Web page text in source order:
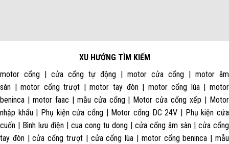
XU HƯỚNG TÌM KIẾM
motor cổng | cửa cổng tự động | motor cửa cổng | motor âm
sàn | motor cổng trượt | motor tay đòn | motor cổng lùa | motor
beninca | motor faac | mẫu cửa cổng | Motor cửa cổng xếp | Motor
nhập khẩu | Phụ kiện cửa cổng | Motor cổng DC 24V | Phụ kiện cửa
cuốn | Bình lưu điện | cua cong tu dong | cửa cổng âm sàn | cửa cổng
tay đòn | cửa cổng trượt | cửa cổng lùa | motor cổng beninca | mẫu